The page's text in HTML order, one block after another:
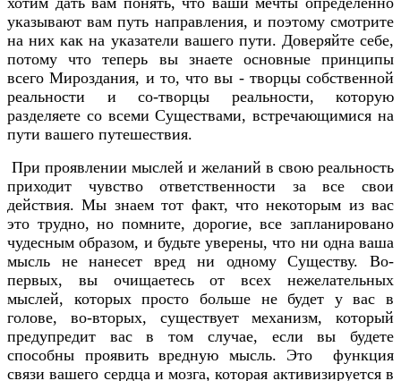
указывают вам путь направления, и поэтому смотрите
на них как на указатели вашего пути. Доверяйте себе,
потому что теперь вы знаете основные принципы
всего Мироздания, и то, что вы - творцы собственной
реальности и cо-творцы реальности, которую
разделяете со всеми Существами, встречающимися на
пути вашего путешествия.
При проявлении мыслей и желаний в свою реальность
приходит чувство ответственности за все свои
действия. Мы знаем тот факт, что некоторым из вас
это трудно, но помните, дорогие, все запланировано
чудесным образом, и будьте уверены, что ни одна ваша
мысль не нанесет вред ни одному Существу. Во-
первых, вы очищаетесь от всех нежелательных
мыслей, которых просто больше не будет у вас в
голове, во-вторых, существует механизм, который
предупредит вас в том случае, если вы будете
способны проявить вредную мысль. Это функция
связи вашего сердца и мозга, которая активизируется в